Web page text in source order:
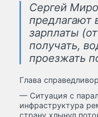
Сергей
предлагают
зарплаты
получать,
проезжать
Глава
— Ситуация с
инфраструктура
страну хлынул